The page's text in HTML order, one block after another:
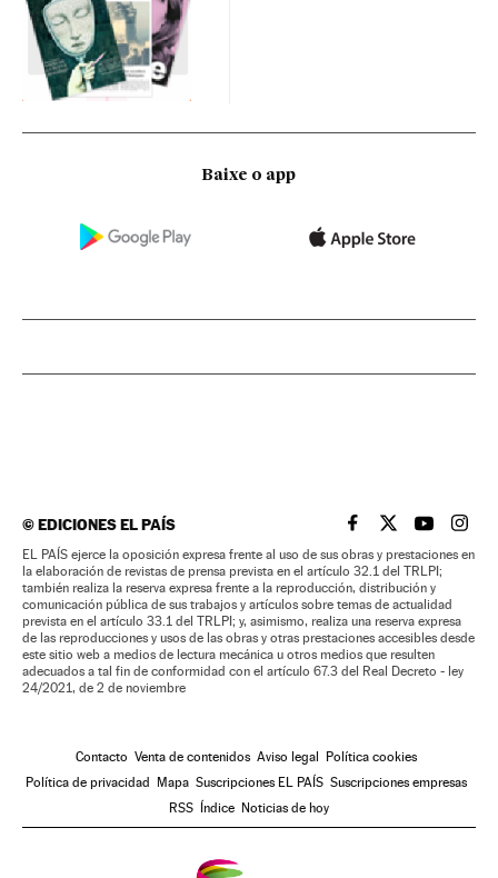
Baixe o app
©EDICIONES EL PAÍS EL PAÍS BRASIL EN
EL PAÍSEL PAÍS
EL
EL PAÍS ejerce la oposición expresa frente al uso de sus obras y prestaciones en
la elaboración de revistas de prensa prevista en el artículo 32.1 del TRLPI;
también realiza la reserva expresa frente a la reproducción, distribución y
comunicación pública de sus trabajos y artículos sobre temas de actualidad
prevista en el artículo 33.1 del TRLPI; y, asimismo, realiza una reserva expresa
de las reproducciones y usos de las obras y otras prestaciones accesibles desde
este sitio web a medios de lectura mecánica u otros medios que resulten
adecuados a tal fin de conformidad con el artículo 67.3 del Real Decreto - ley
24/2021, de 2 de noviembre
Contacto Venta de contenidos Aviso legal Política cookies
Política de privacidad Mapa Suscripciones EL PAÍS Suscripciones empresas
RSS Índice Noticias de hoy